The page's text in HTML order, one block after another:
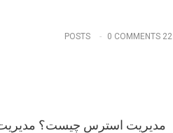
22 POSTS
0 COMMENTS
مدیریت استرس چیست؟